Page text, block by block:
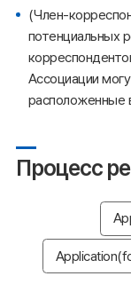
(Член-
потенциальных
Ассоциации
расположенные
Процесс